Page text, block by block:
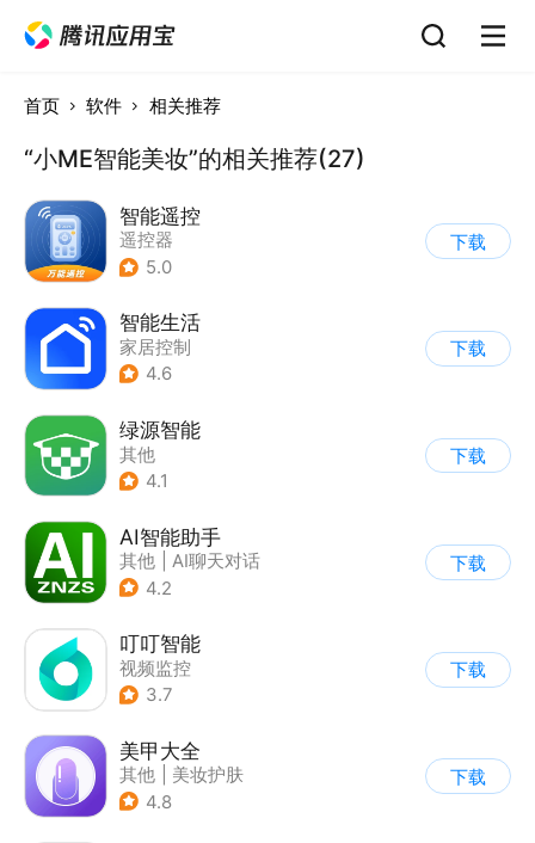
首页 软件 相关推荐
“小ME智能美妆”的相关推荐(27)
智能遥控
遥控器
5.0
下载
智能生活
家居控制
4.6
下载
绿源智能
其他
4.1
下载
AI智能助手
其他
AI聊天对话
4.2
下载
叮叮智能
视频监控
3.7
下载
美甲大全
其他
美妆护肤
4.8
下载